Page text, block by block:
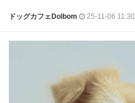
ドッグカフェDolbom 25-11-06 11:30